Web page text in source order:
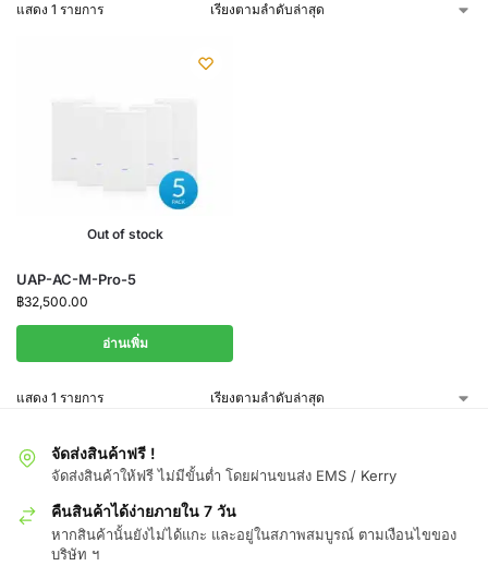
แสดง 1 รายการ
Out of stock
UAP-AC-M-Pro-5
฿32,500.00
อ่านเพิ่ม
แสดง 1 รายการ
จัดส่งสินค้าฟรี !
จัดส่งสินค้าให้ฟรี ไม่มีขั้นต่ำ โดยผ่านขนส่ง EMS / Kerry
คืนสินค้าได้ง่ายภายใน 7 วัน
หากสินค้านั้นยังไม่ได้แกะ และอยู่ในสภาพสมบูรณ์ ตามเงือนไขของ
บริษัท ฯ